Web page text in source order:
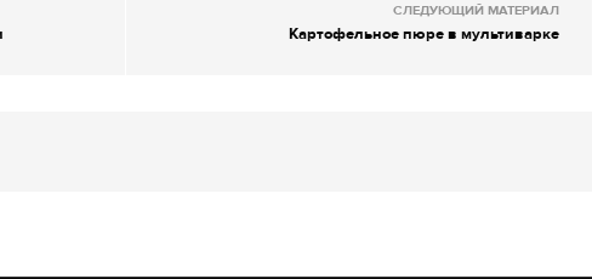
СЛЕДУЮЩИЙ МАТЕРИАЛ
Картофельное пюре в мультиварке